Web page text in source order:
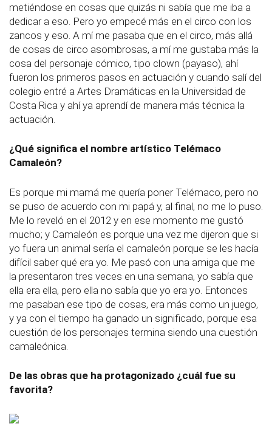
metiéndose en cosas que quizás ni sabía que me iba a
dedicar a eso. Pero yo empecé más en el circo con los
zancos y eso. A mí me pasaba que en el circo, más allá
de cosas de circo asombrosas, a mí me gustaba más la
cosa del personaje cómico, tipo clown (payaso), ahí
fueron los primeros pasos en actuación y cuando salí del
colegio entré a Artes Dramáticas en la Universidad de
Costa Rica y ahí ya aprendí de manera más técnica la
actuación.
¿Qué significa el nombre artístico Telémaco
Camaleón?
Es porque mi mamá me quería poner Telémaco, pero no
se puso de acuerdo con mi papá y, al final, no me lo puso.
Me lo reveló en el 2012 y en ese momento me gustó
mucho; y Camaleón es porque una vez me dijeron que si
yo fuera un animal sería el camaleón porque se les hacía
difícil saber qué era yo. Me pasó con una amiga que me
la presentaron tres veces en una semana, yo sabía que
ella era ella, pero ella no sabía que yo era yo. Entonces
me pasaban ese tipo de cosas, era más como un juego,
y ya con el tiempo ha ganado un significado, porque esa
cuestión de los personajes termina siendo una cuestión
camaleónica.
De las obras que ha protagonizado ¿cuál fue su
favorita?